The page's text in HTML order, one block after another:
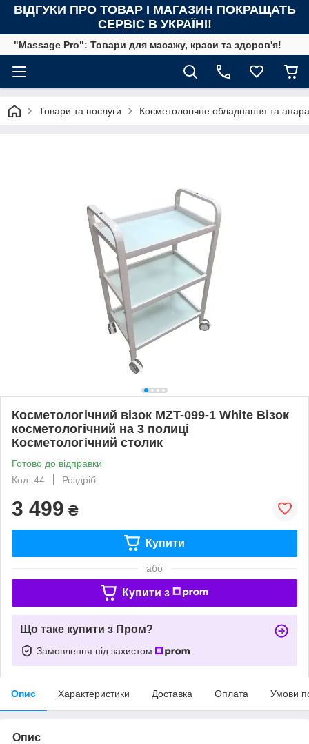
ВІДГУКИ ПРО ТОВАР І МАГАЗИН ПОКРАЩАТЬ
СЕРВІС В УКРАЇНІ!
"Massage Pro": Товари для масажу, краси та здоров'я!
Товари та послуги Косметологічне обладнання та
Косметологічний візок МZT-099-1 White Візок
косметологічний на 3 полиці
Косметологічний столик
Готово до відправки
Код: 44
Роздріб
3 499 ₴
Купити
або
Купити з
Що таке купити з Пром?
Замовлення під захистом
Опис Характеристики Доставка Оплата Умови
Опис